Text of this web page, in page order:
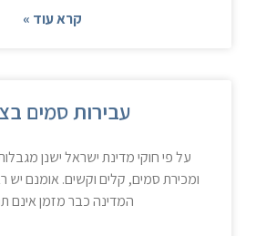
קרא עוד »
עבירות סמים
על פי חוקי מדינת ישראל ישנן
ומכירת סמים, קלים וקשים. אומנם יש
המדינה כבר מזמן אינם